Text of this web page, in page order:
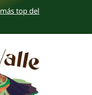
top del